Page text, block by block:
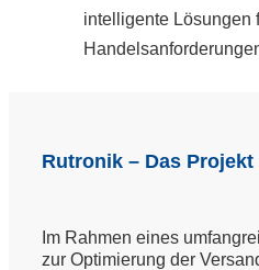
intelligente Lösungen
Rutronik – Das Projekt
Im Rahmen eines
zur Optimierung der